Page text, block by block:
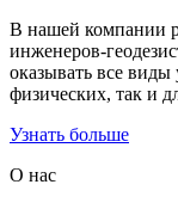
В нашей компании
инженеров-
оказывать все виды
физических, так и
Узнать больше
О нас